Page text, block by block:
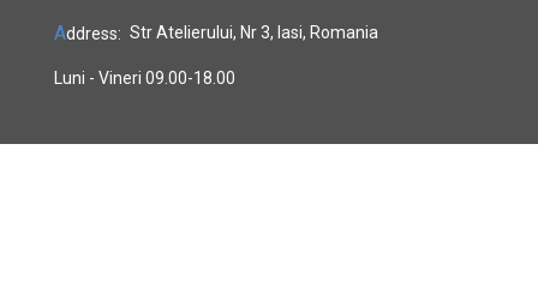
Address: Str Atelierului, Nr 3, Iasi, Romania
Luni - Vineri 09.00-18.00